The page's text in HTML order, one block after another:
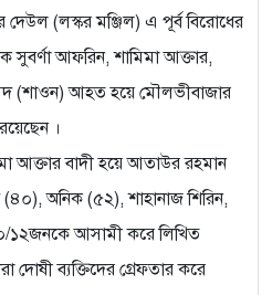
(লস্কর মঞ্জিল) এ পূর্ব বিরোধের
সুবর্ণা আফরিন, শামিমা আক্তার,
(শাওন) আহত হয়ে মৌলভীবাজার
।
আক্তার বাদী হয়ে আতাউর রহমান
অনিক (৫২), শাহানাজ শিরিন,
১২জনকে আসামী করে লিখিত
দোষী ব্যক্তিদের গ্রেফতার করে